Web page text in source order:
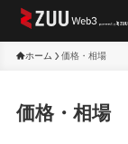
ホーム 価格・相場
価格・相場